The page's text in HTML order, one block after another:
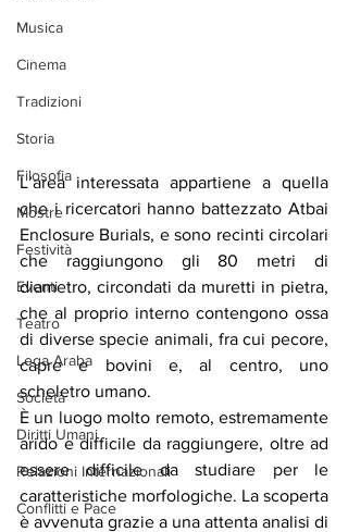
Musica
Cinema
Tradizioni
Storia
Filosofia
Mostre
Festività
Eventi
Teatro
Lega Araba
Società
Diritti Umani
Relazioni Internazionali
Conflitti e Pace
L’area interessata appartiene a quella
che i ricercatori hanno battezzato Atbai
Enclosure Burials, e sono recinti circolari
che raggiungono gli 80 metri di
diametro, circondati da muretti in pietra,
che al proprio interno contengono ossa
di diverse specie animali, fra cui pecore,
capre e bovini e, al centro, uno
scheletro umano.
È un luogo molto remoto, estremamente
arido e difficile da raggiungere, oltre ad
essere difficile da studiare per le
caratteristiche morfologiche. La scoperta
è avvenuta grazie a una attenta analisi di